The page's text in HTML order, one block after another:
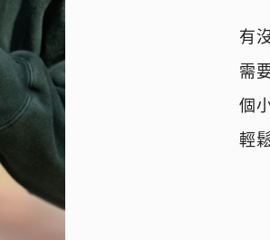
有
需
個
輕